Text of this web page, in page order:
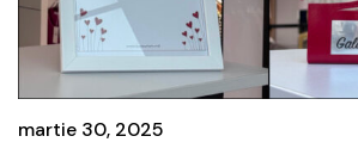
martie 30, 2025